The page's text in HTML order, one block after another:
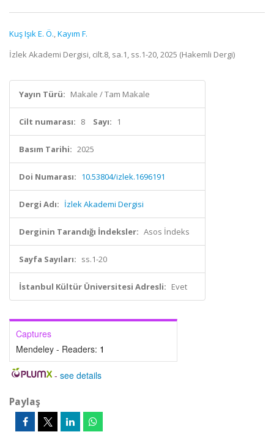
Kuş Işık E. Ö.,Kayım F.
İzlek Akademi Dergisi, cilt.8, sa.1, ss.1-20, 2025 (Hakemli Dergi)
Yayın Türü: Makale / Tam Makale
Cilt numarası: 8 Sayı: 1
Basım Tarihi: 2025
Doi Numarası: 10.53804/izlek.1696191
Dergi Adı: İzlek Akademi Dergisi
Derginin Tarandığı İndeksler: Asos İndeks
Sayfa Sayıları: ss.1-20
İstanbul Kültür Üniversitesi Adresli: Evet
Captures
Mendeley - Readers: 1
- see details
Paylaş